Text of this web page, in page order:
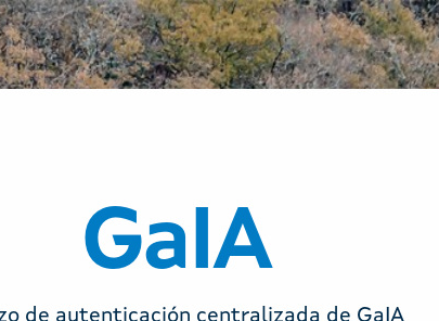
GaIA
de autenticación centralizada de GaIA